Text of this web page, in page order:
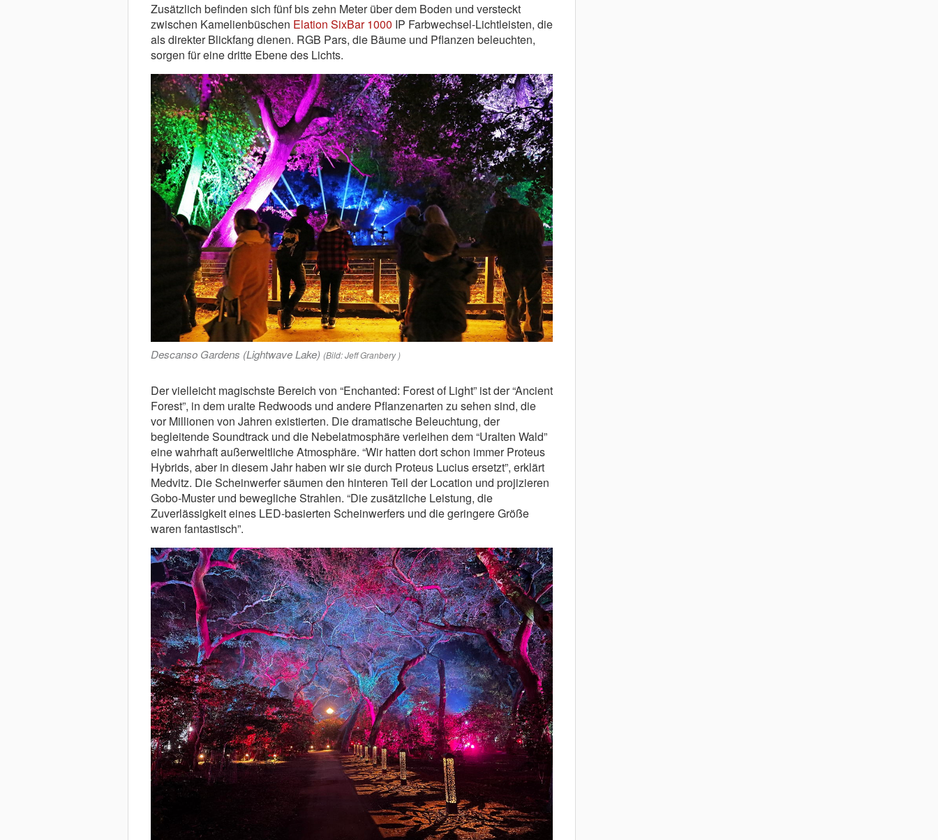
Zusätzlich befinden sich fünf bis zehn Meter über dem Boden und versteckt
zwischen Kamelienbüschen Elation SixBar 1000 IP Farbwechsel-Lichtleisten, die
als direkter Blickfang dienen. RGB Pars, die Bäume und Pflanzen beleuchten,
sorgen für eine dritte Ebene des Lichts.
Descanso Gardens (Lightwave Lake) (Bild: Jeff Granbery )
Der vielleicht magischste Bereich von “Enchanted: Forest of Light” ist der “Ancient
Forest”, in dem uralte Redwoods und andere Pflanzenarten zu sehen sind, die
vor Millionen von Jahren existierten. Die dramatische Beleuchtung, der
begleitende Soundtrack und die Nebelatmosphäre verleihen dem “Uralten Wald”
eine wahrhaft außerweltliche Atmosphäre. “Wir hatten dort schon immer Proteus
Hybrids, aber in diesem Jahr haben wir sie durch Proteus Lucius ersetzt”, erklärt
Medvitz. Die Scheinwerfer säumen den hinteren Teil der Location und projizieren
Gobo-Muster und bewegliche Strahlen. “Die zusätzliche Leistung, die
Zuverlässigkeit eines LED-basierten Scheinwerfers und die geringere Größe
waren fantastisch”.